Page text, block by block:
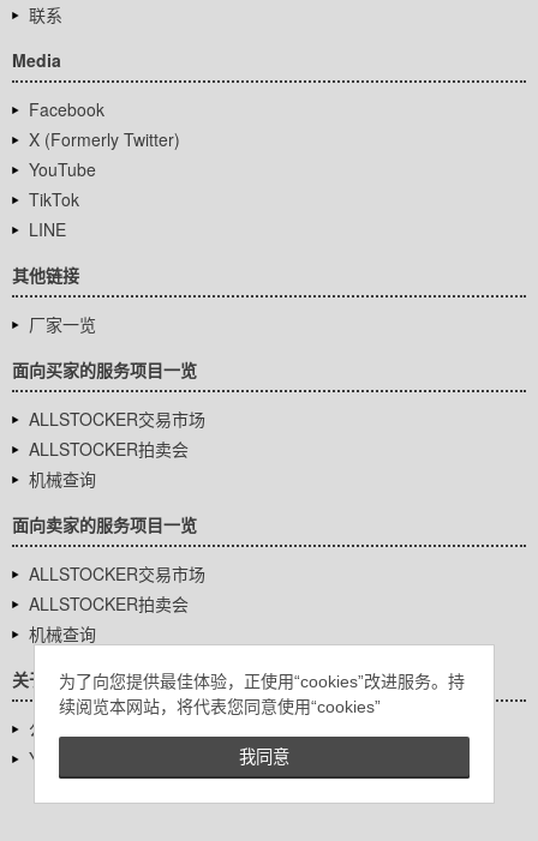
为了向您提供最佳体验，正使用“cookies”改进服务。持
续阅览本网站，将代表您同意使用“cookies”
我同意
联系
Media
Facebook
X (Formerly Twitter)
YouTube
TikTok
LINE
其他链接
厂家一览
面向买家的服务项目一览
ALLSTOCKER交易市场
ALLSTOCKER拍卖会
机械查询
面向卖家的服务项目一览
ALLSTOCKER交易市场
ALLSTOCKER拍卖会
机械查询
关于我们
公司基本信息
YUTAKA Inc.